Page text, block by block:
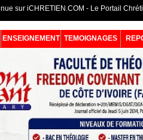
sur iCHRETIEN.COM - Le Portail
ENSEIGNEMENT TEMOIGNAGES